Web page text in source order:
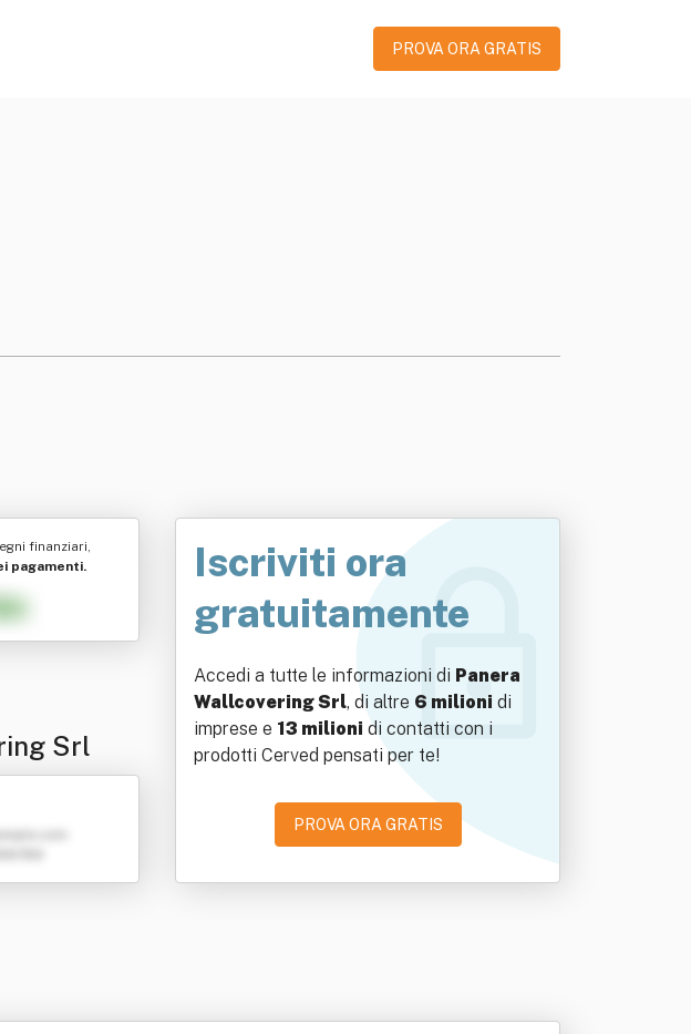
PROVA ORA GRATIS
finanziari,
pagamenti.
Srl
Iscriviti ora
gratuitamente
Accedi a tutte le informazioni di Panera
Wallcovering Srl, di altre 6 milioni di
imprese e 13 milioni di contatti con i
prodotti Cerved pensati per te!
PROVA ORA GRATIS